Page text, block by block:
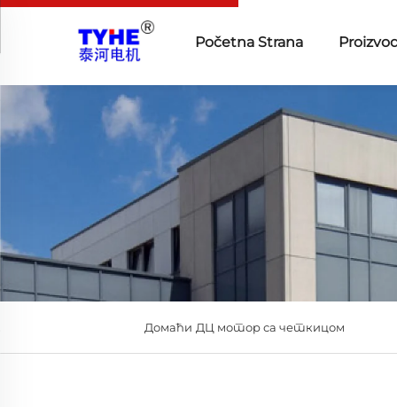
Početna Strana
Домаћи ДЦ мотор са четкицом